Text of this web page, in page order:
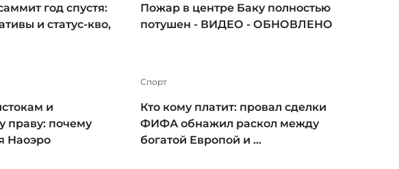
год спустя:
и статус-кво,
Пожар в центре Баку полностью
потушен - ВИДЕО - ОБНОВЛЕНО
и
праву: почему
Наоэро
Спорт
Кто кому платит: провал сделки
ФИФА обнажил раскол между
богатой Европой и ...